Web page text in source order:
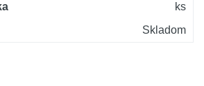
ks
Skladom